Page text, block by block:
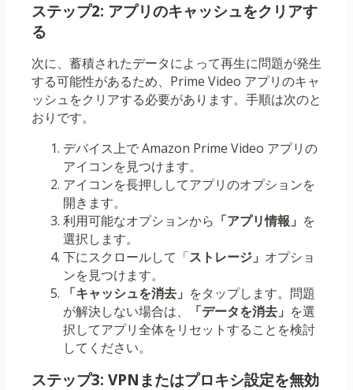
ステップ2: アプリのキャッシュをクリアす
る
次に、蓄積されたデータによって再生に問題が発生
する可能性があるため、Prime Video アプリのキャ
ッシュをクリアする必要があります。手順は次のと
おりです。
デバイス上で Amazon Prime Video アプリの
アイコンを見つけます。
アイコンを長押ししてアプリのオプションを
開きます。
利用可能なオプションから 「アプリ情報」 を
選択します。
下にスクロールして「ストレージ」 オプショ
ンを見つけます。
「キャッシュを消去」 をタップします。問題
が解決しない場合は、
「データを消去」 を選
択してアプリ全体をリセットすることを検討
してください。
ステップ3: VPNまたはプロキシ設定を無効